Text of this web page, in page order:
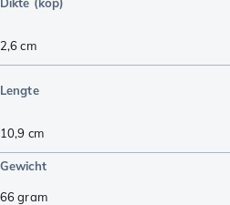
2,6cm
Lengte
10,9 cm
Gewicht
66gram